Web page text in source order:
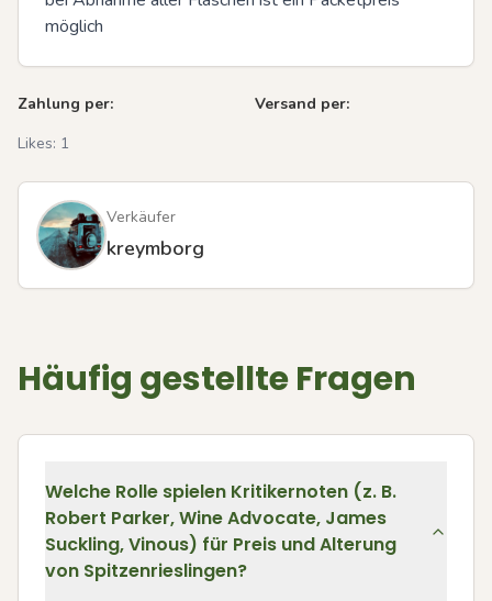
möglich
Zahlung per:
Versand per:
Likes: 1
Verkäufer
kreymborg
Häufig gestellte Fragen
Welche Rolle spielen Kritikernoten (z. B.
Robert Parker, Wine Advocate, James
Suckling, Vinous) für Preis und Alterung
von Spitzenrieslingen?